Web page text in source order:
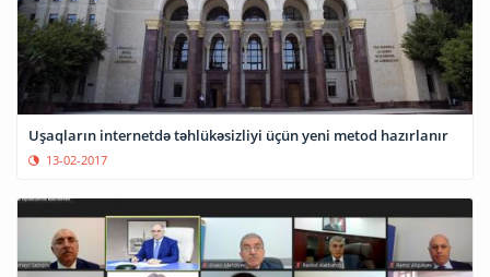
Uşaqların internetdə təhlükəsizliyi üçün yeni metod hazırlanır
13-02-2017